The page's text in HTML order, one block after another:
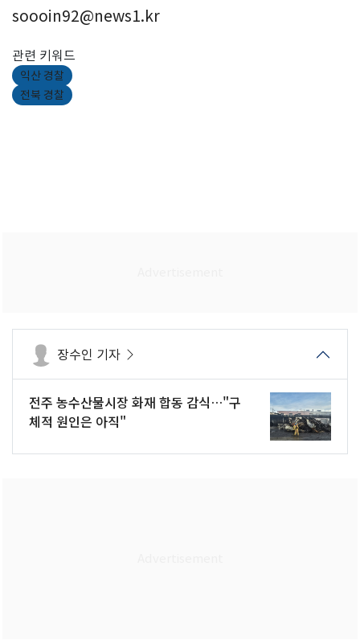
soooin92@news1.kr
관련 키워드
익산 경찰
전북 경찰
장수인 기자
전주 농수산물시장 화재 합동 감식…"구
체적 원인은 아직"